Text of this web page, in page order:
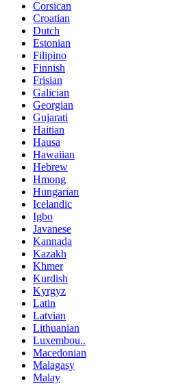
Corsican
Croatian
Dutch
Estonian
Filipino
Finnish
Frisian
Galician
Georgian
Gujarati
Haitian
Hausa
Hawaiian
Hebrew
Hmong
Hungarian
Icelandic
Igbo
Javanese
Kannada
Kazakh
Khmer
Kurdish
Kyrgyz
Latin
Latvian
Lithuanian
Luxembou..
Macedonian
Malagasy
Malay